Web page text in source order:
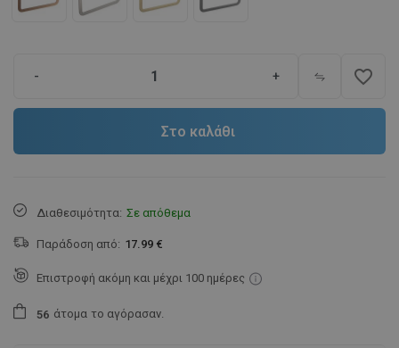
- + favorite_border
Στο καλάθι
Διαθεσιμότητα: Σε απόθεμα
Παράδοση από: 17.99 €
Επιστροφή ακόμη και μέχρι 100 ημέρες
56 άτομα το αγόρασαν.